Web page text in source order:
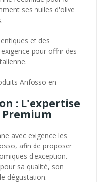
ses huiles d'olive
et des
pour offrir des
Anfosso en
: L'expertise
Premium
avec exigence les
afin de proposer
d'exception.
sa qualité, son
dégustation.